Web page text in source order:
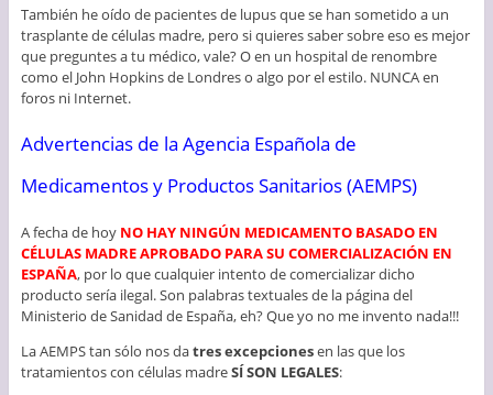
También he oído de pacientes de lupus que se han sometido a un
trasplante de células madre, pero si quieres saber sobre eso es mejor
que preguntes a tu médico, vale? O en un hospital de renombre
como el John Hopkins de Londres o algo por el estilo. NUNCA en
foros ni Internet.
Advertencias de la Agencia Española de
Medicamentos y Productos Sanitarios (AEMPS)
A fecha de hoy NO HAY NINGÚN MEDICAMENTO BASADO EN
CÉLULAS MADRE APROBADO PARA SU COMERCIALIZACIÓN EN
ESPAÑA, por lo que cualquier intento de comercializar dicho
producto sería ilegal. Son palabras textuales de la página del
Ministerio de Sanidad de España, eh? Que yo no me invento nada!!!
La AEMPS tan sólo nos datres excepcionesen las que los
tratamientos con células madreSÍ SON LEGALES: